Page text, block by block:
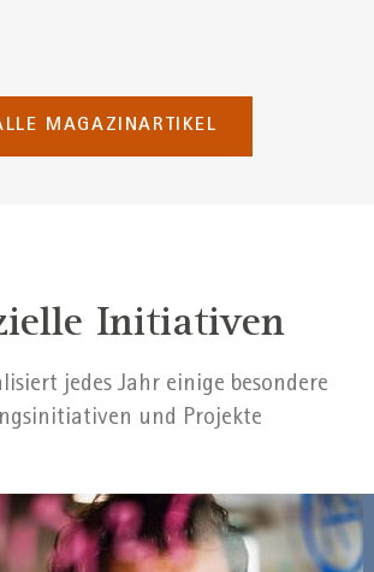
MAGAZINARTIKEL
Initiativen
jedes Jahr einige besondere
und Projekte